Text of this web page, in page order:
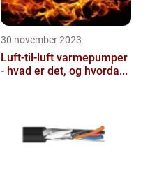
30 november 2023
Luft-til-luft varmepumper
- hvad er det, og hvorda...